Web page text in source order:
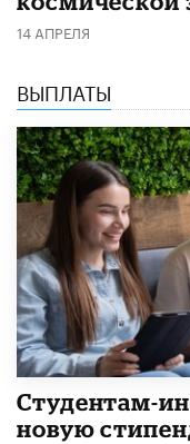
14 АПРЕЛЯ
ВЫПЛАТЫ
Студентам-
новую